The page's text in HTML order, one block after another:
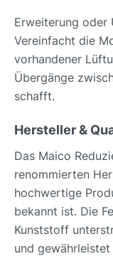
Erweiterung oder
Vereinfacht die
vorhandener
Übergänge
schafft.
Hersteller &
Das Maico
renommierten
hochwertige
bekannt ist. Die
Kunststoff
und